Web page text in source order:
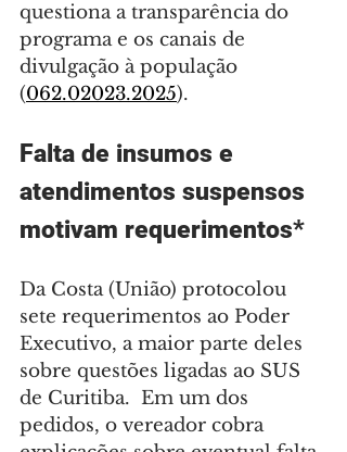
questiona a transparência do
programa e os canais de
divulgação à população
(062.02023.2025).
Falta de insumos e
atendimentos suspensos
motivam requerimentos*
Da Costa (União) protocolou
sete requerimentos ao Poder
Executivo, a maior parte deles
sobre questões ligadas ao SUS
de Curitiba.  Em um dos
pedidos, o vereador cobra